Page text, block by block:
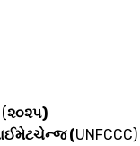
૨૦૨૫)
(UNFCCC)